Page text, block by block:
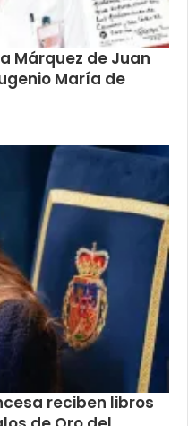
Márquez de Juan
María de
reciben libros